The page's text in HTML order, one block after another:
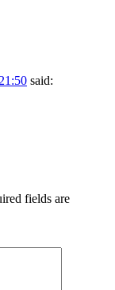
said:
fields are